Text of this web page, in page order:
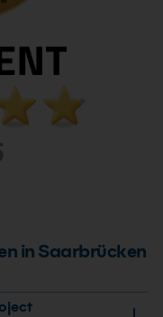
in Saarbrücken